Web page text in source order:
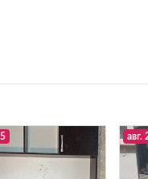
авг.